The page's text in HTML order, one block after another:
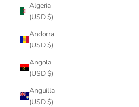
Algeria
(USD $)
Andorra
(USD $)
Angola
(USD $)
Anguilla
(USD $)